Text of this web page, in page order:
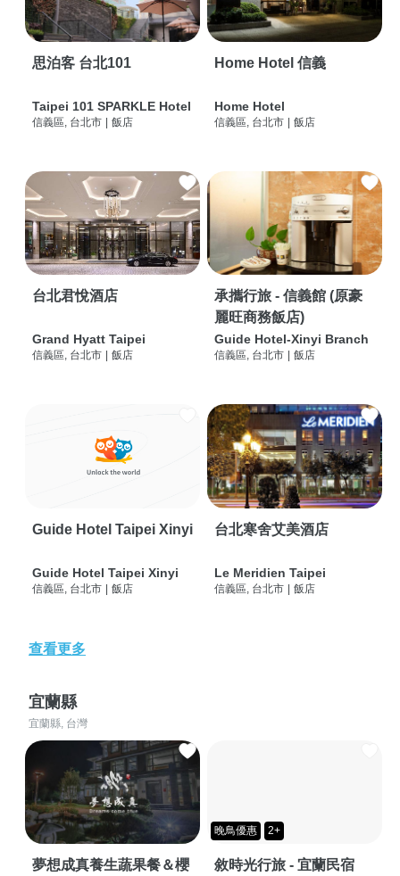
思泊客 台北101
Taipei 101 SPARKLE Hotel
信義區, 台北市 飯店
Home Hotel 信義
Home Hotel
信義區, 台北市 飯店
台北君悅酒店
Grand Hyatt Taipei
信義區, 台北市 飯店
承攜行旅 - 信義館 (原豪
麗旺商務飯店)
Guide Hotel-Xinyi Branch
信義區, 台北市 飯店
Guide Hotel Taipei Xinyi
Guide Hotel Taipei Xinyi
信義區, 台北市 | 飯店
台北寒舍艾美酒店
Le Meridien Taipei
信義區, 台北市 | 飯店
查看更多
宜蘭縣
宜蘭縣, 台灣
夢想成真養生蔬果餐＆櫻
晚鳥優惠 2+
敘時光行旅 - 宜蘭民宿